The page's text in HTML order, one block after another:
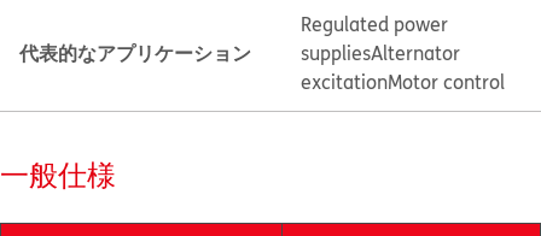
代表的なアプリケーション
Regulated power
suppliesAlternator
excitationMotor control
一般仕様